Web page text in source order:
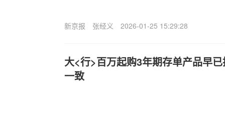
新京报 张经义 2026-01-25 15:29:28
大<行>百万起购3年期存单产品早
一致